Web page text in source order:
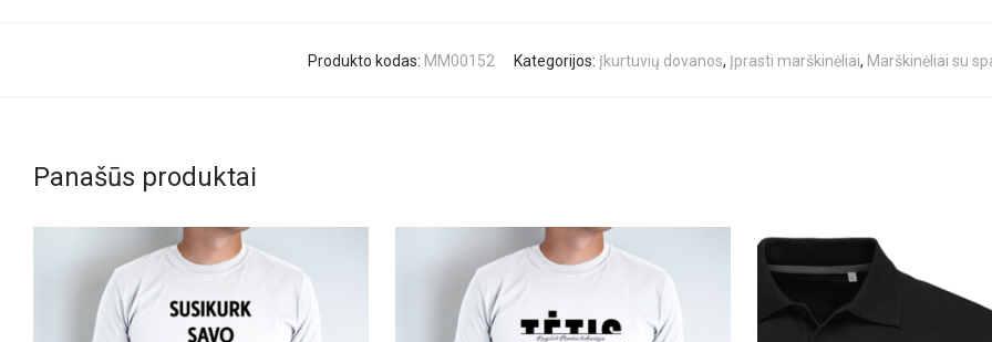
Produkto kodas: MM00152 Kategorijos: Įkurtuvių dovanos, Įprasti marškinėliai, Marškinėliai su
Panašūs produktai